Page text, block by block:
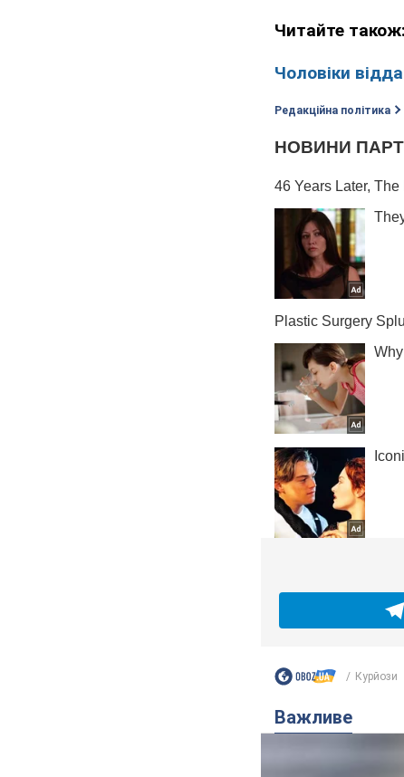
Читайте також:
Чоловіки
Редакційна політика
Курйози
Важливе